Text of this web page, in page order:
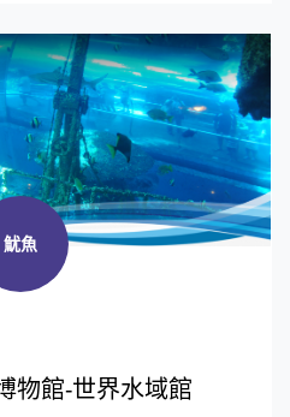
魷魚
物館-世界水域館